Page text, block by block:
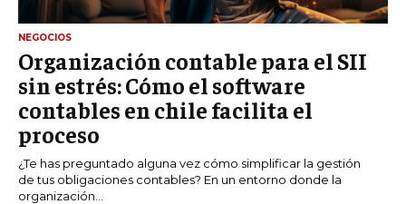
NEGOCIOS
Organización contable para el SII
sin estrés: Cómo el software
contables en chile facilita el
proceso
¿Te has preguntado alguna vez cómo simplificar la gestión
de tus obligaciones contables? En un entorno donde la
organización...